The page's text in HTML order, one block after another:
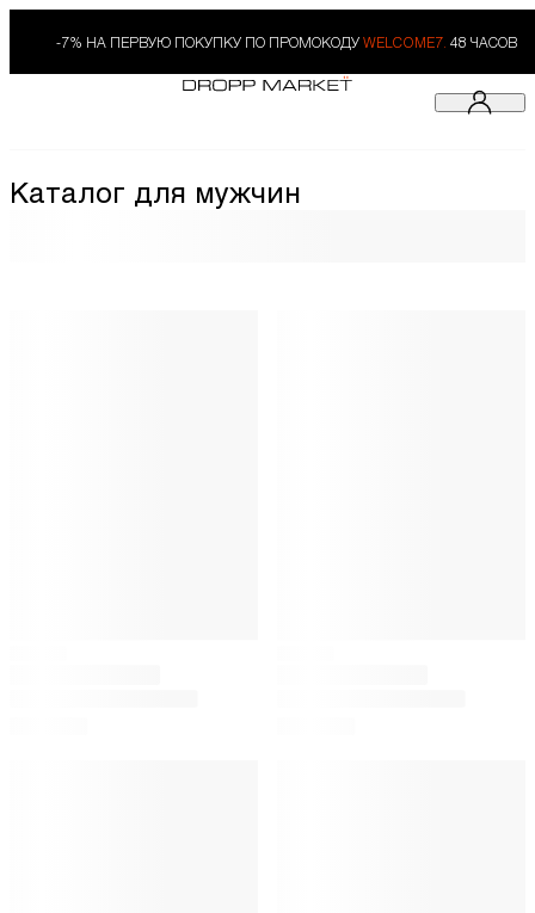
-7% НА ПЕРВУЮ ПОКУПКУ ПО ПРОМОКОДУ WELCOME7. 48 ЧАСОВ
Каталог для мужчин